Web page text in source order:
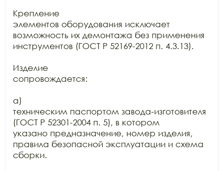
Крепление
элементов оборудования исключает
возможность их демонтажа без применения
инструментов (ГОСТ Р 52169-2012 п. 4.3.13).
Изделие
сопровождается:
а)
техническим паспортом завода-изготовителя
(ГОСТ Р 52301-2004 п. 5), в котором
указано предназначение, номер изделия,
правила безопасной эксплуатации и схема
сборки.